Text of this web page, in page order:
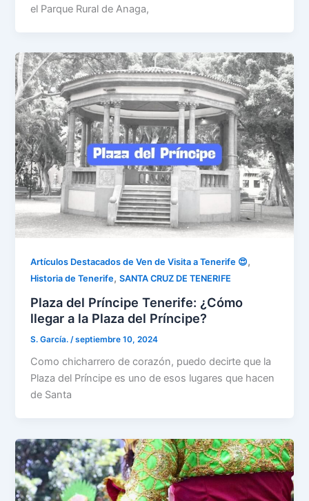
el Parque Rural de Anaga,
Artículos Destacados de Ven de Visita a Tenerife 😍,
Historia de Tenerife,SANTA CRUZ DE TENERIFE
Plaza del Príncipe Tenerife: ¿Cómo
llegar a la Plaza del Príncipe?
S. García. /septiembre 10, 2024
Como chicharrero de corazón, puedo decirte que la
Plaza del Príncipe es uno de esos lugares que hacen
de Santa